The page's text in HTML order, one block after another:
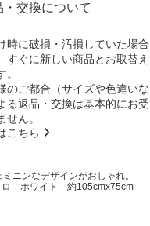
・交換について
時に破損・汚損していた場合
すぐに新しい商品とお取替え
のご都合（サイズや色違いな
る返品・交換は基本的にお受
せん。
こちら
ミニンなデザインがおしゃれ。
ロ ホワイト 約105cmx75cm